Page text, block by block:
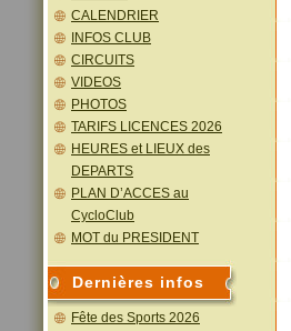
CALENDRIER
INFOS CLUB
CIRCUITS
VIDEOS
PHOTOS
TARIFS LICENCES 2026
HEURES et LIEUX des
DEPARTS
PLAN D’ACCES au
CycloClub
MOT du PRESIDENT
Dernières infos
Fête des Sports 2026